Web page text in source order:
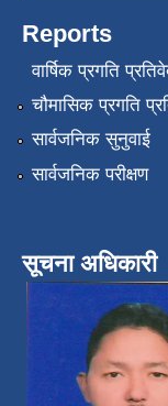
Reports
वार्षिक प्रगति
चौमासिक प्रगति
सार्वजनिक सुनुवाई
सार्वजनिक परीक्षण
सूचना अधिकारी